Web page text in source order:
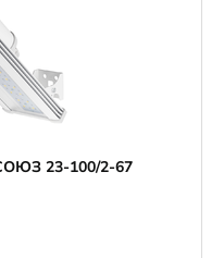
23-100/2-67